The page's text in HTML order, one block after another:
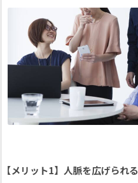
【メリット1】人脈を広げられる